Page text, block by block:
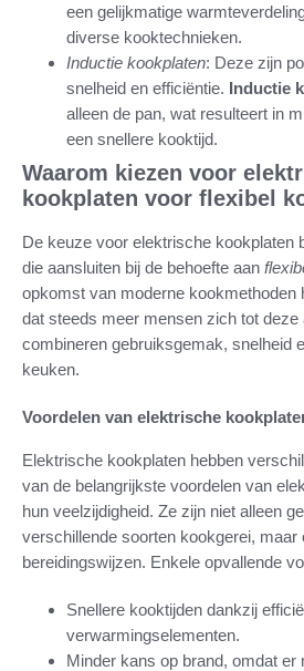
een gelijkmatige
diverse kooktechnieken.
Inductie kookplaten: Deze zijn
snelheid en efficiëntie. Inductie
alleen de pan, wat resulteert in
een snellere kooktijd.
Waarom kiezen voor
kookplaten voor flexibel
De keuze voor elektrische kookplaten
die aansluiten bij de behoefte aan
opkomst van moderne kookmethoden
dat steeds meer mensen zich tot deze
combineren gebruiksgemak, snelheid
keuken.
Voordelen van elektrische
Elektrische kookplaten hebben
van de belangrijkste voordelen van
hun veelzijdigheid. Ze zijn niet alleen
verschillende soorten kookgerei, maar
bereidingswijzen. Enkele opvallende
Snellere kooktijden dankzij
verwarmingselementen.
Minder kans op brand, omdat er